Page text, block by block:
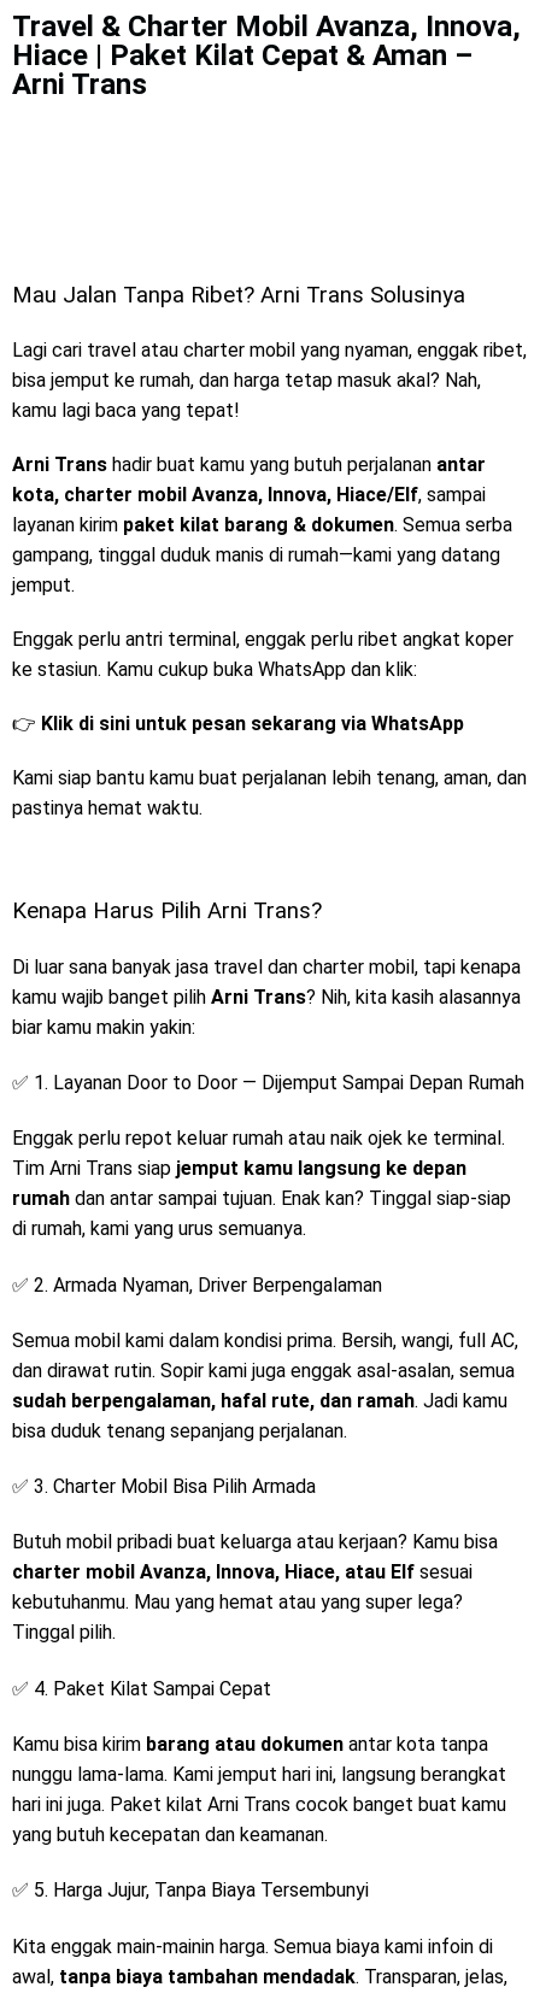
Travel & Charter Mobil Avanza, Innova,
Hiace | Paket Kilat Cepat & Aman –
Arni Trans
Mau Jalan Tanpa Ribet? Arni Trans Solusinya
Lagi cari travel atau charter mobil yang nyaman, enggak ribet,
bisa jemput ke rumah, dan harga tetap masuk akal? Nah,
kamu lagi baca yang tepat!
Arni Trans hadir buat kamu yang butuh perjalanan antar
kota, charter mobil Avanza, Innova, Hiace/Elf, sampai
layanan kirim paket kilat barang & dokumen. Semua serba
gampang, tinggal duduk manis di rumah—kami yang datang
jemput.
Enggak perlu antri terminal, enggak perlu ribet angkat koper
ke stasiun. Kamu cukup buka WhatsApp dan klik:
👉 Klik di sini untuk pesan sekarang via WhatsApp
Kami siap bantu kamu buat perjalanan lebih tenang, aman, dan
pastinya hemat waktu.
Kenapa Harus Pilih Arni Trans?
Di luar sana banyak jasa travel dan charter mobil, tapi kenapa
kamu wajib banget pilih Arni Trans? Nih, kita kasih alasannya
biar kamu makin yakin:
✅ 1. Layanan Door to Door — Dijemput Sampai Depan Rumah
Enggak perlu repot keluar rumah atau naik ojek ke terminal.
Tim Arni Trans siap jemput kamu langsung ke depan
rumah dan antar sampai tujuan. Enak kan? Tinggal siap-siap
di rumah, kami yang urus semuanya.
✅ 2. Armada Nyaman, Driver Berpengalaman
Semua mobil kami dalam kondisi prima. Bersih, wangi, full AC,
dan dirawat rutin. Sopir kami juga enggak asal-asalan, semua
sudah berpengalaman, hafal rute, dan ramah. Jadi kamu
bisa duduk tenang sepanjang perjalanan.
✅ 3. Charter Mobil Bisa Pilih Armada
Butuh mobil pribadi buat keluarga atau kerjaan? Kamu bisa
charter mobil Avanza, Innova, Hiace, atau Elf sesuai
kebutuhanmu. Mau yang hemat atau yang super lega?
Tinggal pilih.
✅ 4. Paket Kilat Sampai Cepat
Kamu bisa kirim barang atau dokumen antar kota tanpa
nunggu lama-lama. Kami jemput hari ini, langsung berangkat
hari ini juga. Paket kilat Arni Trans cocok banget buat kamu
yang butuh kecepatan dan keamanan.
✅ 5. Harga Jujur, Tanpa Biaya Tersembunyi
Kita enggak main-mainin harga. Semua biaya kami infoin di
awal, tanpa biaya tambahan mendadak. Transparan, jelas,